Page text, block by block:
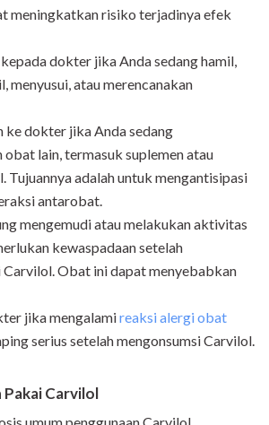
meningkatkan risiko terjadinya efek
dokter jika Anda sedang hamil,
menyusui, atau merencanakan
ke dokter jika Anda sedang
obat lain, termasuk suplemen atau
Tujuannya adalah untuk mengantisipasi
antarobat.
mengemudi atau melakukan aktivitas
kewaspadaan setelah
Carvilol. Obat ini dapat menyebabkan
jika mengalamireaksi alergi obat
serius setelah mengonsumsi Carvilol.
Carvilol